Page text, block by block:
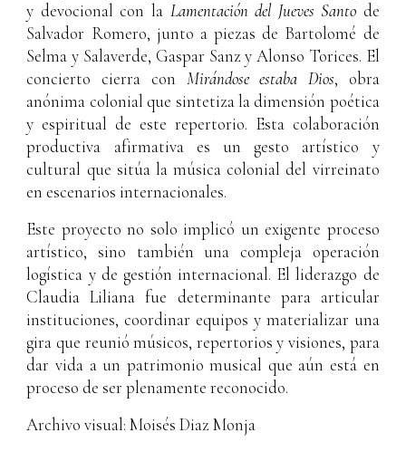
y devocional con la Lamentación del Jueves Santo de
Salvador Romero, junto a piezas de Bartolomé de
Selma y Salaverde, Gaspar Sanz y Alonso Torices. El
concierto cierra con Mirándose estaba Dios, obra
anónima colonial que sintetiza la dimensión poética
y espiritual de este repertorio. Esta colaboración
productiva afirmativa es un gesto artístico y
cultural que sitúa la música colonial del virreinato
en escenarios internacionales.
Este proyecto no solo implicó un exigente proceso
artístico, sino también una compleja operación
logística y de gestión internacional. El liderazgo de
Claudia Liliana fue determinante para articular
instituciones, coordinar equipos y materializar una
gira que reunió músicos, repertorios y visiones, para
dar vida a un patrimonio musical que aún está en
proceso de ser plenamente reconocido.
Archivo visual: Moisés Diaz Monja